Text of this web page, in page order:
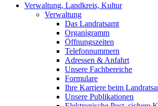
Verwaltung, Landkreis, Kultur
Verwaltung
Das Landratsamt
Organigramm
Öffnungszeiten
Telefonnummern
Adressen & Anfahrt
Unsere Fachbereiche
Formulare
Ihre Karriere beim
Unsere Publikationen